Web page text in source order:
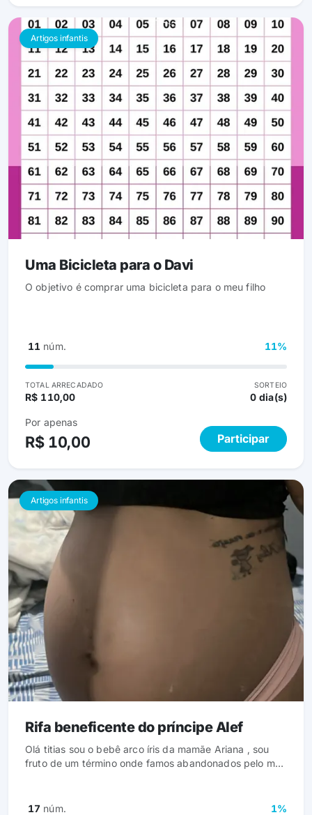
Artigos infantis
Uma Bicicleta para o Davi
O objetivo é comprar uma bicicleta para o meu filho
11 núm. 11%
TOTAL ARRECADADO
R$ 110,00
SORTEIO
0 dia(s)
Por apenas
R$ 10,00 Participar
Artigos infantis
Rifa beneficente do príncipe Alef
Olá titias sou o bebê arco íris da mamãe Ariana , sou
fruto de um término onde famos abandonados pelo meu
de sc e estamos na luta para voltar pro nosso estado ,
17 núm. 1%